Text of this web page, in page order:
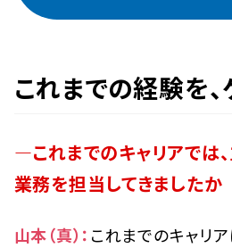
これまでの経験を
―これまでのキャリアでは
業務を担当してきましたか
山本（真）： これまでのキャリ